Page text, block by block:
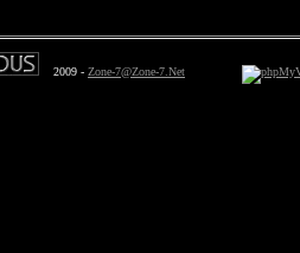
2009 - Zone-7@Zone-7.Net